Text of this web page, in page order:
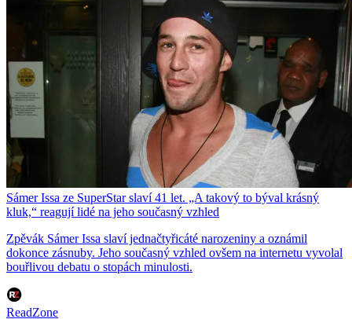
Sámer Issa ze SuperStar slaví 41 let. „A takový to býval krásný
kluk,“ reagují lidé na jeho současný vzhled
Zpěvák Sámer Issa slaví jednačtyřicáté narozeniny a oznámil
dokonce zásnuby. Jeho současný vzhled ovšem na internetu vyvolal
bouřlivou debatu o stopách minulosti.
ReadZone